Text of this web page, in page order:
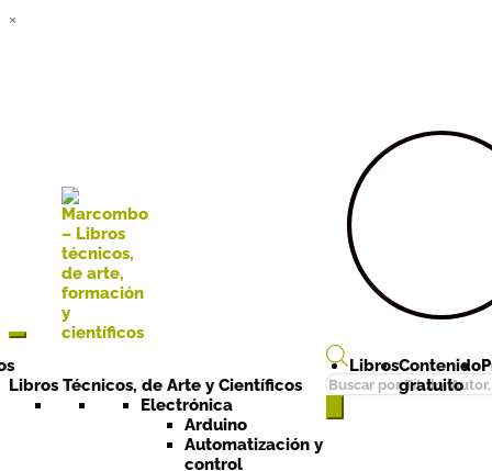
×
Búsqueda
de
Libros Técnicos, de Arte y Científicos
Electrónica
Arduino
Automatización y
control
LibrosContenido
gratuito